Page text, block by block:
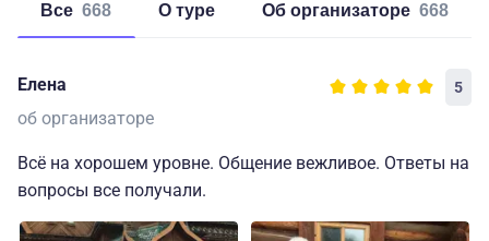
Все 668 о туре об организаторе 668
Елена 5
об организаторе
Всё на хорошем уровне. Общение вежливое. Ответы на
вопросы все получали.